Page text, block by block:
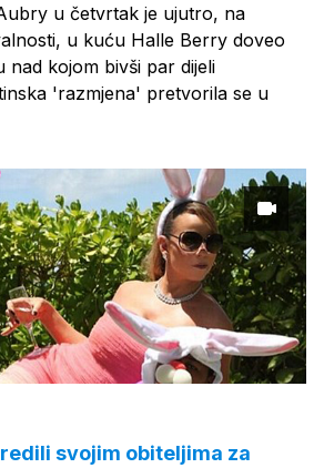
u četvrtak je ujutro, na
u kuću Halle Berry doveo
nad kojom bivši par dijeli
'razmjena' pretvorila se u
svojim obiteljima za